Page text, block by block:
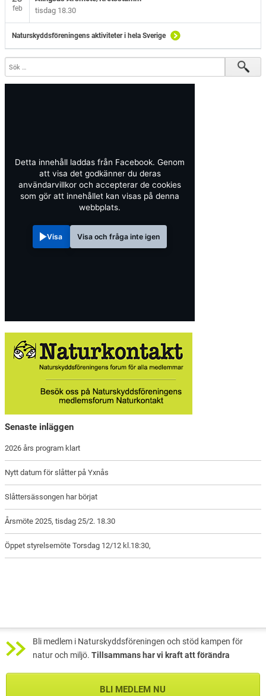
feb
tisdag 18.30
Naturskyddsföreningens aktiviteter i hela Sverige
Detta innehåll laddas från Facebook. Genom
att visa det godkänner du deras
användarvillkor och accepterar de cookies
som gör att innehållet kan visas på denna
webbplats.
Visa Visa och fråga inte igen
Senaste inläggen
2026 års program klart
Nytt datum för slåtter på Yxnås
Slåttersässongen har börjat
Årsmöte 2025, tisdag 25/2. 18.30
Öppet styrelsemöte Torsdag 12/12 kl.18:30,
Bli medlem i Naturskyddsföreningen och stöd kampen för
natur och miljö. Tillsammans har vi kraft att förändra
BLI MEDLEM NU